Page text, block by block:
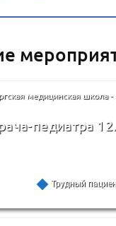
медицинская школа
педиатра
Трудный